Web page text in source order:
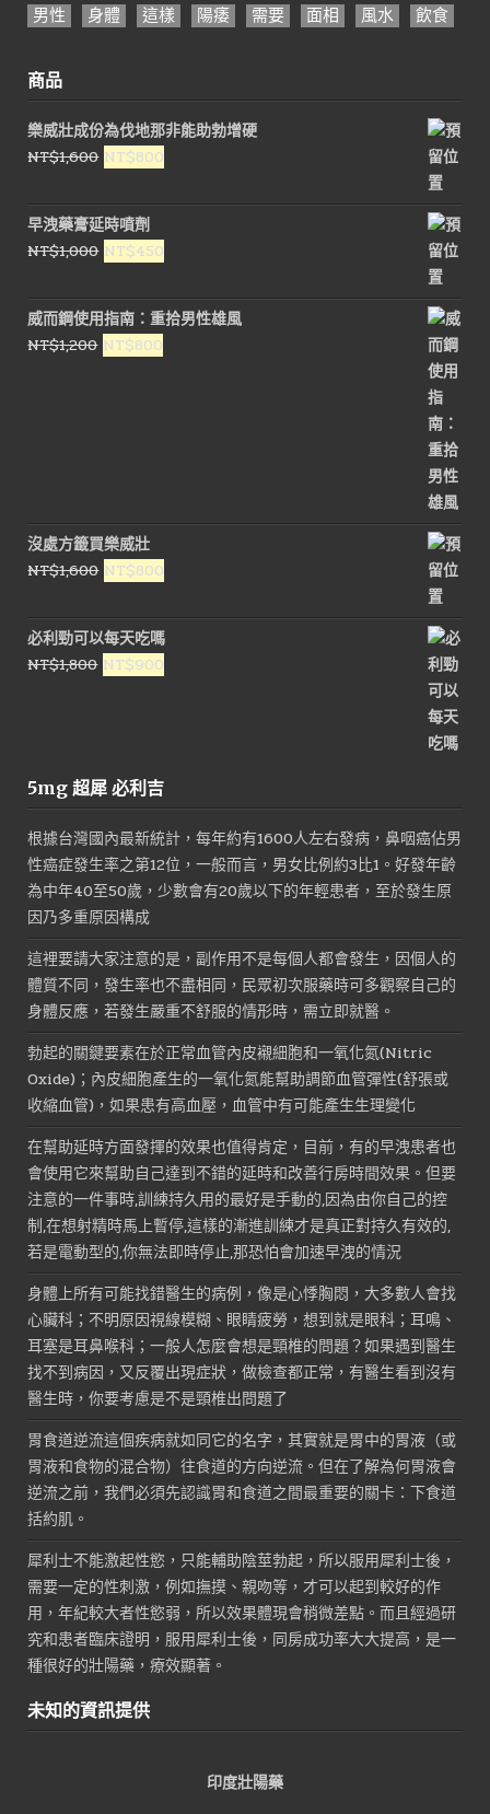
男性
身體 這樣 陽痿 需要 面相 風水 飲食
商品
樂威壯成份為伐地那非能助勃增硬
NT$1,600 原
價
格：
NT$1,600。
NT$800
價
格：
NT$800。
早洩藥膏延時噴劑
NT$1,000 原
價
格：
NT$1,000。
NT$450
價
格：
威而鋼使用指南：重拾男性雄風
NT$1,200 原
NT$800
沒處方籤買樂威壯
NT$1,600 原
價
格：
NT$1,600。
NT$800
價
格：
NT$800。
必利勁可以每天吃嗎
NT$1,800 原
NT$900
5mg 超犀 必利吉
根據台灣國內最新統計，每年約有1600人左右發病，鼻咽癌佔男
性癌症發生率之第12位，一般而言，男女比例約3比1。好發年齡
為中年40至50歲，少數會有20歲以下的年輕患者，至於發生原
因乃多重原因構成
這裡要請大家注意的是，副作用不是每個人都會發生，因個人的
體質不同，發生率也不盡相同，民眾初次服藥時可多觀察自己的
身體反應，若發生嚴重不舒服的情形時，需立即就醫。
勃起的關鍵要素在於正常血管內皮襯細胞和一氧化氮(Nitric
Oxide)；內皮細胞產生的一氧化氮能幫助調節血管彈性(舒張或
收縮血管)，如果患有高血壓，血管中有可能產生生理變化
在幫助延時方面發揮的效果也值得肯定，目前，有的早洩患者也
會使用它來幫助自己達到不錯的延時和改善行房時間效果。但要
注意的一件事時,訓練持久用的最好是手動的,因為由你自己的控
制,在想射精時馬上暫停,這樣的漸進訓練才是真正對持久有效的,
若是電動型的,你無法即時停止,那恐怕會加速早洩的情況
身體上所有可能找錯醫生的病例，像是心悸胸悶，大多數人會找
心臟科；不明原因視線模糊、眼睛疲勞，想到就是眼科；耳鳴、
耳塞是耳鼻喉科；一般人怎麼會想是頸椎的問題？如果遇到醫生
找不到病因，又反覆出現症狀，做檢查都正常，有醫生看到沒有
醫生時，你要考慮是不是頸椎出問題了
胃食道逆流這個疾病就如同它的名字，其實就是胃中的胃液（或
胃液和食物的混合物）往食道的方向逆流。但在了解為何胃液會
逆流之前，我們必須先認識胃和食道之間最重要的關卡：下食道
括約肌。
犀利士不能激起性慾，只能輔助陰莖勃起，所以服用犀利士後，
需要一定的性刺激，例如撫摸、親吻等，才可以起到較好的作
用，年紀較大者性慾弱，所以效果體現會稍微差點。而且經過研
究和患者臨床證明，服用犀利士後，同房成功率大大提高，是一
種很好的壯陽藥，療效顯著。
未知的資訊提供
印度壯陽藥